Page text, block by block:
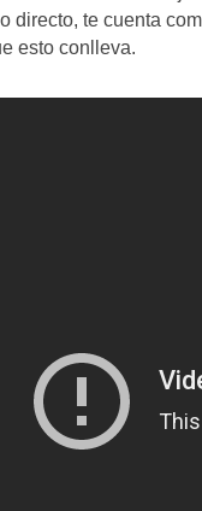
directo, te cuenta
esto conlleva.